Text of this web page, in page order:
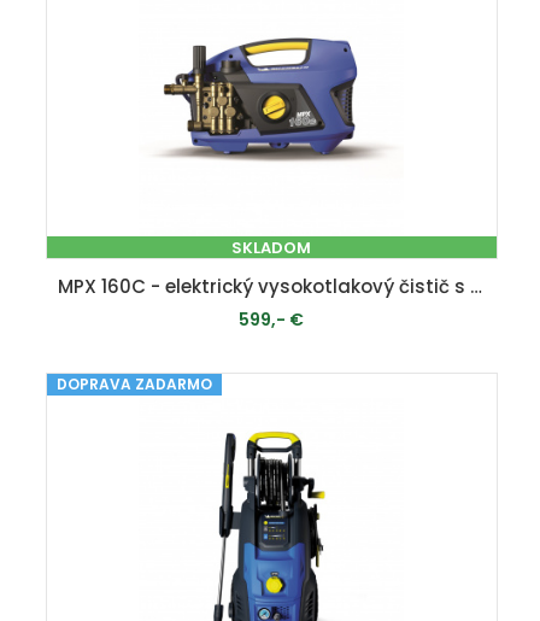
SKLADOM
MPX 160C - elektrický vysokotlakový čistič s indukčným motorom 160 bar
599,- €
PRIDAŤ DO KOŠÍKA
DOPRAVA ZADARMO